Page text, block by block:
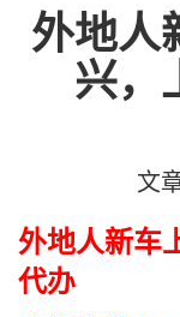
外地人
兴，
文
外地人新车
代办